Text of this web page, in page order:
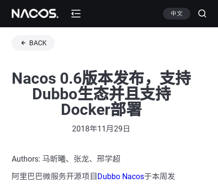
中文
BACK
Nacos 0.6版本发布，支持
Dubbo生态并且支持
Docker部署
2018年11月29日
Authors: 马昕曦、张龙、邢学超
阿里巴巴微服务开源项目 Dubbo Nacos于本周发